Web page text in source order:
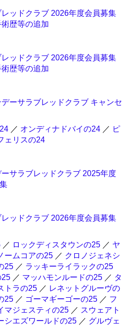
ッドクラブ 2026年度会員募集
術歴等の追加
ッドクラブ 2026年度会員募集
術歴等の追加
ーサラブレッドクラブ キャンセ
／ オンディナドバイの24 ／ ピ
ェリスの24
サラブレッドクラブ 2025年度
ッドクラブ 2026年度会員募集
／ ロックディスタウンの25 ／ ヤ
ームコアの25 ／ クロノジェネシ
25 ／ ラッキーライラックの25
25 ／ マッハモンルードの25 ／ タ
トラの25 ／ レネットグルーヴの
25 ／ ゴーマギーゴーの25 ／ フ
マジェスティの25 ／ スウェアト
シエズワールドの25 ／ グルヴェ